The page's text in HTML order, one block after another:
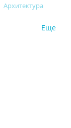
Архитектура
Еще